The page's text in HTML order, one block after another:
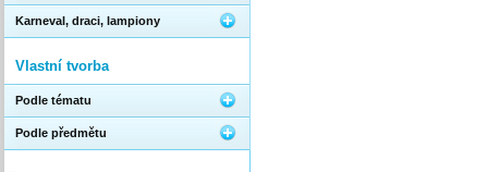
Karneval, draci, lampiony
Vlastní tvorba
Podle tématu
Podle předmětu